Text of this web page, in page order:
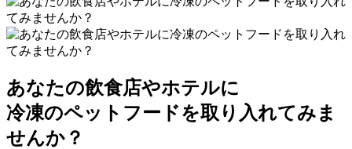
あなたの飲食店やホテルに
冷凍のペットフードを取り入れてみま
せんか？